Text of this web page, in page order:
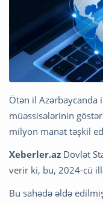
Ötən il Azərbaycanda
müəssisələrinin
milyon manat təşkil
Xeberler.az Dövlət
verir ki, bu, 2024-cü
Bu sahədə əldə